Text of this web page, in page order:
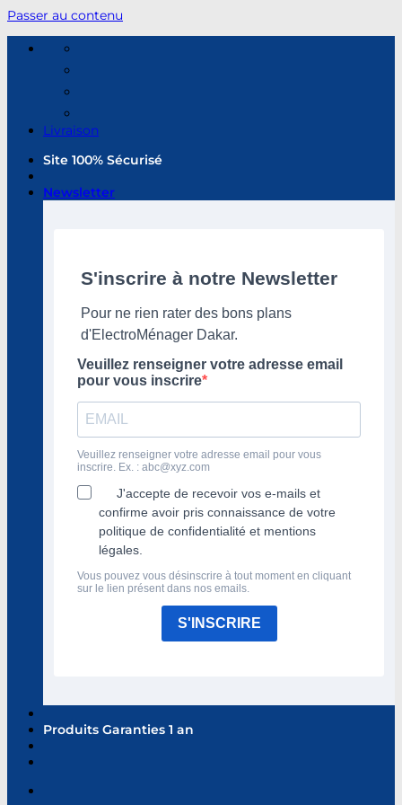
Passer au contenu
Livraison
Site 100% Sécurisé
Newsletter
S'inscrire à notre Newsletter
Pour ne rien rater des bons plans
d'ElectroMénager Dakar.
Veuillez renseigner votre adresse email
pour vous inscrire
Veuillez renseigner votre adresse email pour vous
inscrire. Ex. : abc@xyz.com
J'accepte de recevoir vos e-mails et
confirme avoir pris connaissance de votre
politique de confidentialité et mentions
légales.
Vous pouvez vous désinscrire à tout moment en cliquant
sur le lien présent dans nos emails.
S'INSCRIRE
Produits Garanties 1 an